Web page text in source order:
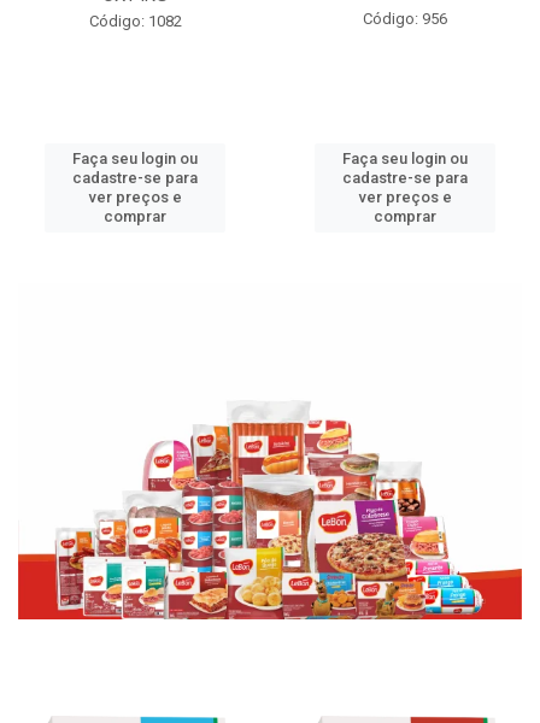
Código: 1082
Faça seu login ou
cadastre-se para
ver preços e
comprar
Código: 956
Faça seu login ou
cadastre-se para
ver preços e
comprar